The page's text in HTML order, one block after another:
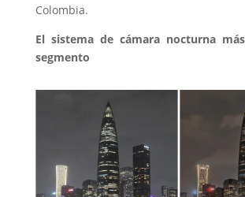
Colombia.
El sistema de cámara nocturna
segmento